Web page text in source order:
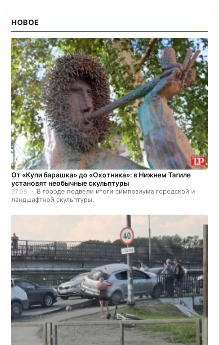
НОВОЕ
От «Купи барашка» до «Охотника»: в Нижнем Тагиле
установят необычные скульптуры
07.08
В городе подвели итоги симпозиума городской и
ландшафтной скульптуры.